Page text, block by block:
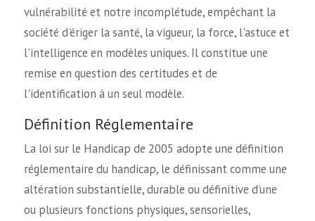
vulnérabilité et notre incomplétude, empêchant la
société d'ériger la santé, la vigueur, la force, l'astuce et
l'intelligence en modèles uniques. Il constitue une
remise en question des certitudes et de
l'identification à un seul modèle.
Définition Réglementaire
La loi sur le Handicap de 2005 adopte une définition
réglementaire du handicap, le définissant comme une
altération substantielle, durable ou définitive d’une
ou plusieurs fonctions physiques, sensorielles,